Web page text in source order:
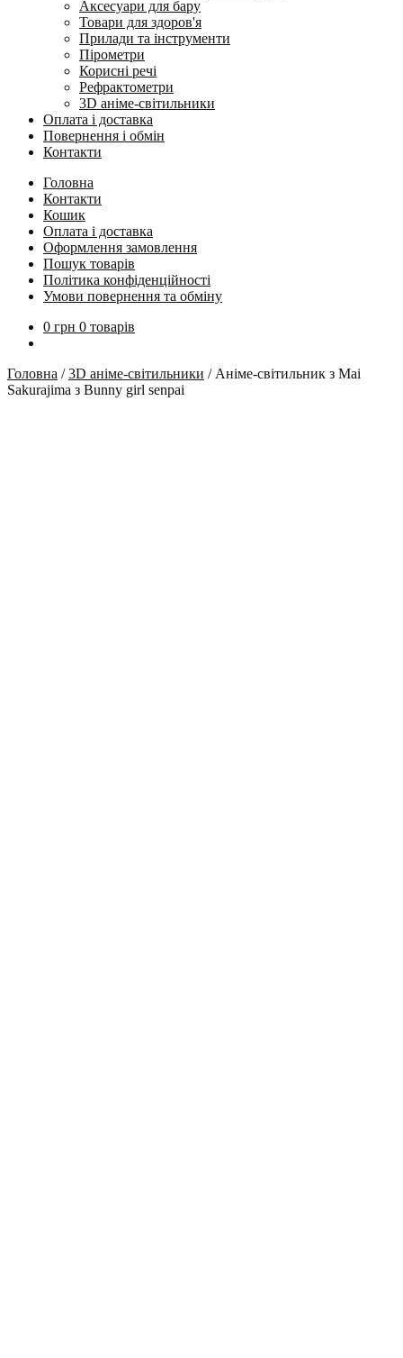
Аксесуари для бару
Товари для здоров'я
Прилади та інструменти
Пірометри
Корисні речі
Рефрактометри
3D аніме-світильники
Оплата і доставка
Повернення і обмін
Контакти
Головна
Контакти
Кошик
Оплата і доставка
Оформлення замовлення
Пошук товарів
Політика конфіденційності
Умови повернення та обміну
0 грн 0 товарів
Головна /3D аніме-світильники / Аніме-світильник з Mai
Sakurajima з Bunny girl senpai